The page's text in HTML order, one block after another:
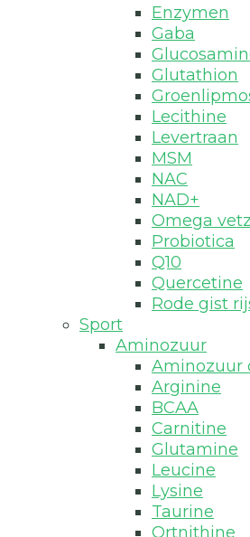
Enzymen
Gaba
Glutathion
Lecithine
Levertraan
MSM
NAC
NAD+
Omega
Probiotica
Q10
Quercetine
Rode gist
Sport
Aminozuur
Aminozuur
Arginine
BCAA
Carnitine
Glutamine
Leucine
Lysine
Taurine
Ortnithine